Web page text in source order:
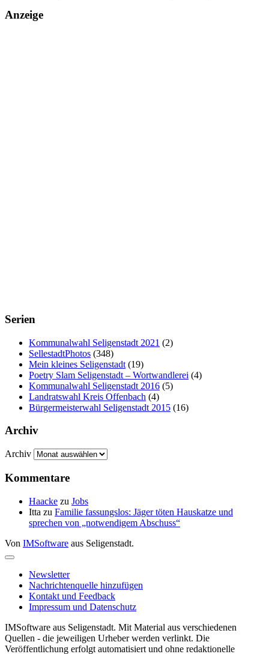
Anzeige
Serien
Kommunalwahl Seligenstadt 2021 (2)
SellestadtPhotos (348)
Mein kleines Seligenstadt (19)
Poetry Slam Seligenstadt – Wortwandlerei (4)
Kommunalwahl Seligenstadt 2016 (5)
Landratswahl Kreis Offenbach (4)
Bürgermeisterwahl Seligenstadt 2015 (16)
Archiv
Archiv
Kommentare
Haacke zu Jobs
Itta zu Familie fassungslos: Jäger töten Hauskatze und
sprechen von „notwendigem Abschuss“
Von IMSoftware aus Seligenstadt.
Newsletter
Nachrichtenquelle hinzufügen
Kontakt und Feedback
Impressum und Datenschutz
IMSoftware aus Seligenstadt. Mit Material aus verschiedenen
Quellen - die jeweiligen Urheber werden verlinkt. Die
Veröffentlichung erfolgt automatisiert und ohne redaktionelle